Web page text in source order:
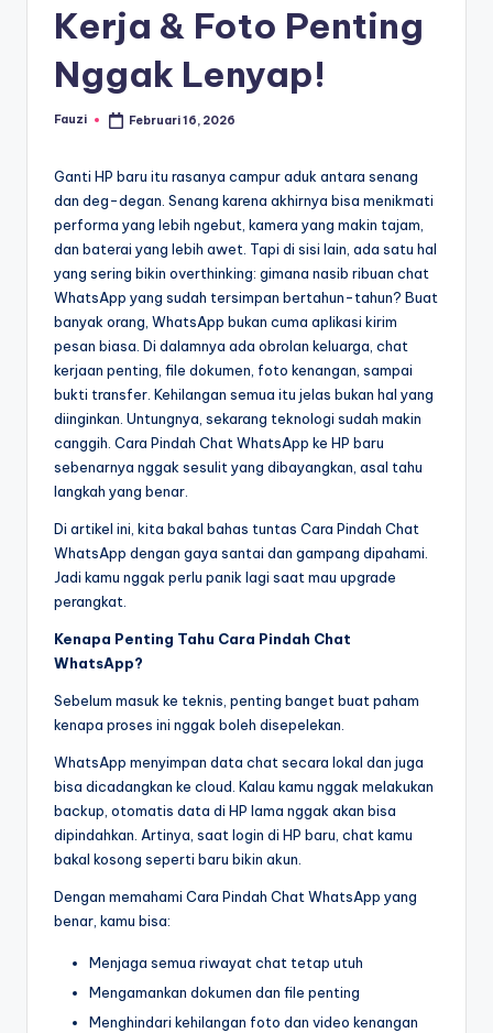
Kerja & Foto Penting
Nggak Lenyap!
Posted
Fauzi Februari 16, 2026
Ganti HP baru itu rasanya campur aduk antara senang
dan deg-degan. Senang karena akhirnya bisa menikmati
performa yang lebih ngebut, kamera yang makin tajam,
dan baterai yang lebih awet. Tapi di sisi lain, ada satu hal
yang sering bikin overthinking: gimana nasib ribuan chat
WhatsApp yang sudah tersimpan bertahun-tahun? Buat
banyak orang, WhatsApp bukan cuma aplikasi kirim
pesan biasa. Di dalamnya ada obrolan keluarga, chat
kerjaan penting, file dokumen, foto kenangan, sampai
bukti transfer. Kehilangan semua itu jelas bukan hal yang
diinginkan. Untungnya, sekarang teknologi sudah makin
canggih. Cara Pindah Chat WhatsApp ke HP baru
sebenarnya nggak sesulit yang dibayangkan, asal tahu
langkah yang benar.
Di artikel ini, kita bakal bahas tuntas Cara Pindah Chat
WhatsApp dengan gaya santai dan gampang dipahami.
Jadi kamu nggak perlu panik lagi saat mau upgrade
perangkat.
Kenapa Penting Tahu Cara Pindah Chat
WhatsApp?
Sebelum masuk ke teknis, penting banget buat paham
kenapa proses ini nggak boleh disepelekan.
WhatsApp menyimpan data chat secara lokal dan juga
bisa dicadangkan ke cloud. Kalau kamu nggak melakukan
backup, otomatis data di HP lama nggak akan bisa
dipindahkan. Artinya, saat login di HP baru, chat kamu
bakal kosong seperti baru bikin akun.
Dengan memahami Cara Pindah Chat WhatsApp yang
benar, kamu bisa:
Menjaga semua riwayat chat tetap utuh
Mengamankan dokumen dan file penting
Menghindari kehilangan foto dan video kenangan